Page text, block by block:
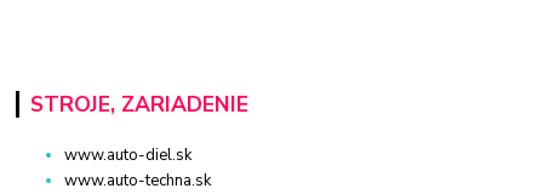
STROJE, ZARIADENIE
www.auto-diel.sk
www.auto-techna.sk